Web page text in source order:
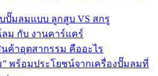
บปั๊มลมแบบ ลูกสูบ VS สกรู
ม กับ งานคาร์แคร์
ค้าอุตสากรรม คืออะไร
พร้อมประโยชน์จากเครื่องปั๊มลมที่